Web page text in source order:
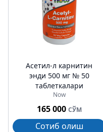
Асетил-л карнитин
энди 500 мг № 50
таблеткалари
Now
165 000 СЎМ
Сотиб олиш